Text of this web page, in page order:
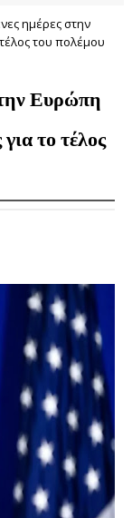
ημέρες στην
του πολέμου
Ευρώπη
το τέλος